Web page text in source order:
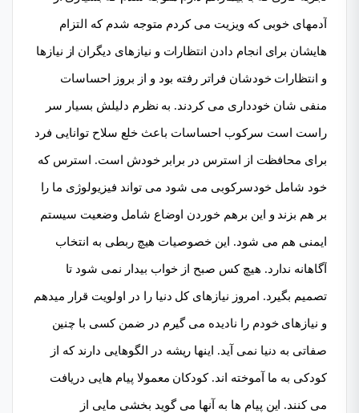
آدمهای خوبی که ویزیت می کردم متوجه شدم که التزام
هایشان برای انجام دادن انتظارات و نیازهای دیگران از نیازها
و انتظارات خودشان فراتر رفته بود و از بروز احساسات
منفی شان خودداری می کردند. به نظرم دلیلش بسیار سر
راست است سرکوب احساسات باعث خلع سلاح توانایی فرد
برای محافظت از استرس در برابر خودش است. استرس که
خود شامل خودسرکوبی می شود می تواند فیزیولوژی ما را
بر هم بزند و این برهم خوردن اوضاع شامل وضعیت سیستم
ایمنی هم می شود. این خصوصیات هیچ ربطی به انتخاب
آگاهانه ندارد. هیچ کس صبح از خواب بیدار نمی شود تا
تصمیم بگیرد. امروز نیازهای کل دنیا را در اولویت قرار میدهم
و نیازهای خودم را نادیده می گیرم در ضمن کسی با چنین
صفاتی به دنیا نمی آید. اینها ریشه در الگوهایی دارند که از
کودکی به ما آموخته اند. کودکان معمولا پیام هایی دریافت
می کنند. این پیام ها به آنها می گوید بخشی مایی از